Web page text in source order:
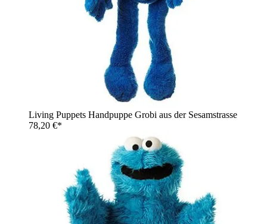
Living Puppets Handpuppe Grobi aus der Sesamstrasse
78,20 €*